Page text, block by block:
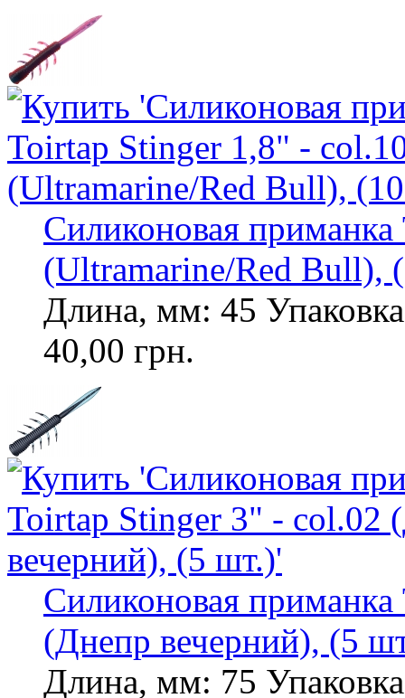
Силиконовая
(Ultramarine/Red Bull),
Длина, мм: 45
40,00 грн.
Силиконовая
(Днепр вечерний), (5
Длина, мм: 75